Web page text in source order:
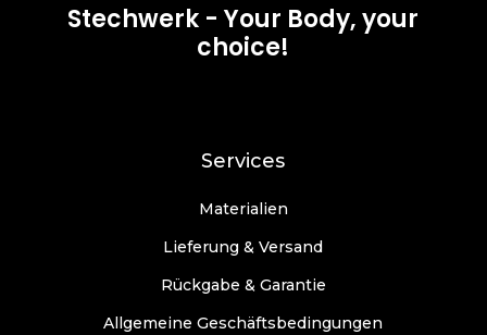
Stechwerk - Your Body, your
choice!
Services
Materialien
Lieferung & Versand
Rückgabe & Garantie
Allgemeine Geschäftsbedingungen